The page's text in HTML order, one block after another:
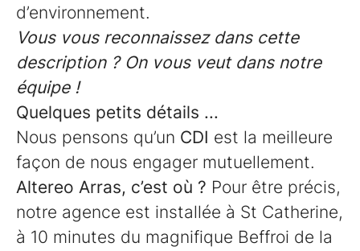
d’environnement.
Vous vous reconnaissez dans cette
description ? On vous veut dans notre
équipe !
Quelques petits détails ...
Nous pensons qu’un CDI est la meilleure
façon de nous engager mutuellement.
Altereo Arras, c’est où ? Pour être précis,
notre agence est installée à St Catherine,
à 10 minutes du magnifique Beffroi de la